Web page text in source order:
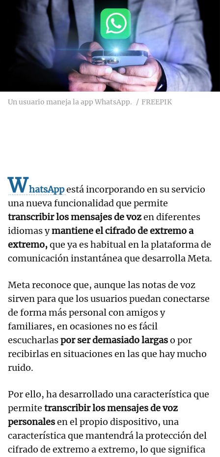
Un usuario maneja la app WhatsApp. FREEPIK
WhatsAppestá incorporando en su servicio
una nueva funcionalidad que permite
transcribir los mensajes de vozen diferentes
idiomas ymantiene el cifrado de extremo a
extremo,que ya es habitual en la plataforma de
comunicación instantánea que desarrolla Meta.
Meta reconoce que, aunque las notas de voz
sirven para que los usuarios puedan conectarse
de forma más personal con amigos y
familiares, en ocasiones no es fácil
escucharlaspor ser demasiado largaso por
recibirlas en situaciones en las que hay mucho
ruido.
Por ello, ha desarrollado una característica que
permite transcribir los mensajes de voz
personalesen el propio dispositivo, una
característica que mantendrá la protección del
cifrado de extremo a extremo, lo que significa